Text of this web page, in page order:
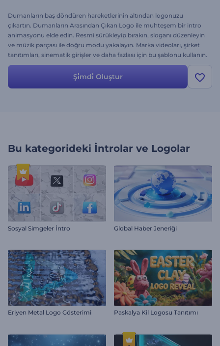
Dumanların baş döndüren hareketlerinin altından logonuzu
çıkartın. Dumanların Arasından Çıkan Logo ile muhteşem bir intro
animasyonu elde edin. Resmi sürükleyip bırakın, sloganı düzenleyin
ve müzik parçası ile doğru modu yakalayın. Marka videoları, şirket
tanıtımları, sinematik girişler ve daha fazlası için bu şablonu kullanın.
Hemen bugün deneyin!
Şi̇mdi̇ Oluştur
Bu kategorideki İntrolar ve Logolar
Sosyal Simgeler İntro Global Haber Jeneriği
Eriyen Metal Logo Gösterimi Paskalya Kil Logosu Tanıtımı